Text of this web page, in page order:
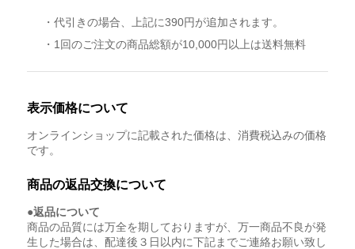
・代引きの場合、上記に390円が追加されます。
・1回のご注文の商品総額が10,000円以上は送料無料
表示価格について
オンラインショップに記載された価格は、消費税込みの価格
です。
商品の返品交換について
●返品について
商品の品質には万全を期しておりますが、万一商品不良が発
生した場合は、配達後３日以内に下記までご連絡お願い致し